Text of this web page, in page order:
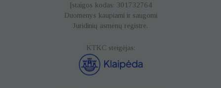
Įstaigos kodas: 301732764
Duomenys kaupiami ir saugomi
Juridinių asmenų registre.
KTKC steigėjas: